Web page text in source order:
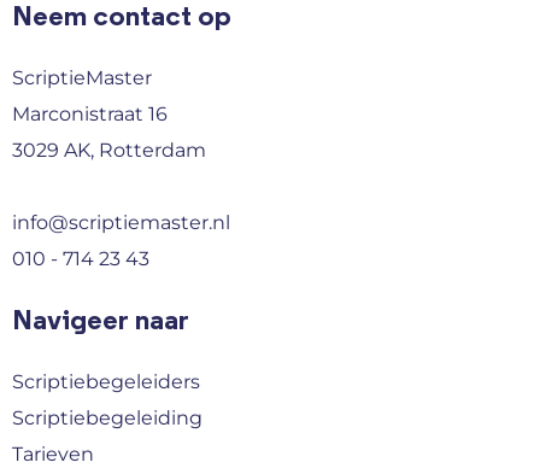
Neem contact op
ScriptieMaster
Marconistraat 16
3029 AK, Rotterdam
info@scriptiemaster.nl
010 - 714 23 43
Navigeer naar
Scriptiebegeleiders
Scriptiebegeleiding
Tarieven